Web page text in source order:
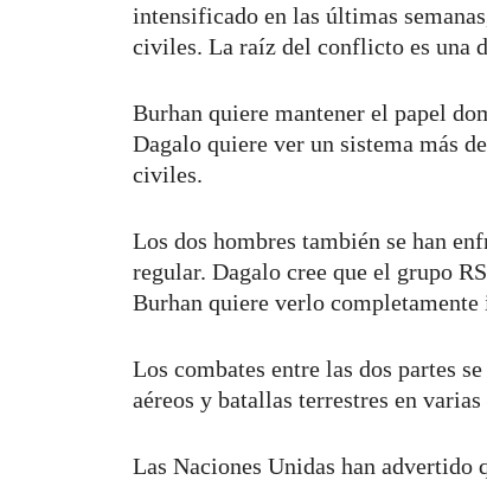
intensificado en las últimas
civiles. La raíz del conflicto es una
Burhan quiere mantener el papel
Dagalo quiere ver un sistema más
civiles.
Los dos hombres también se han
regular. Dagalo cree que el grupo
Burhan quiere verlo completamente
Los combates entre las dos partes
aéreos y batallas terrestres en varias
Las Naciones Unidas han